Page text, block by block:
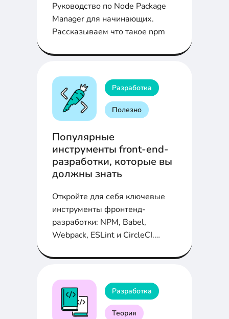
Руководство по Node Package
Manager для начинающих.
Рассказываем что такое npm
Разработка
Полезно
Популярные
инструменты front-end-
разработки, которые вы
должны знать
Откройте для себя ключевые
инструменты фронтенд-
разработки: NPM, Babel,
Webpack, ESLint и CircleCI.
жизнь разработчикам, решая
повышая качество кода.
Разработка
Теория